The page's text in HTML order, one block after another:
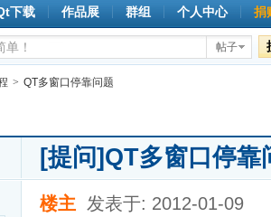
下载 作品展 群组 个人中心 捐
帖子
> QT多窗口停靠问题
[提问]QT多窗口停
楼主 发表于: 2012-01-09